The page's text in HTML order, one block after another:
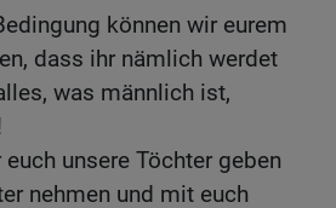
können wir eurem
dass ihr nämlich werdet
was männlich ist,
unsere Töchter geben
nehmen und mit euch